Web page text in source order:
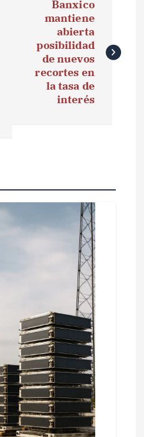
Banxico
mantiene
abierta
posibilidad
de nuevos
recortes en
la tasa de
interés